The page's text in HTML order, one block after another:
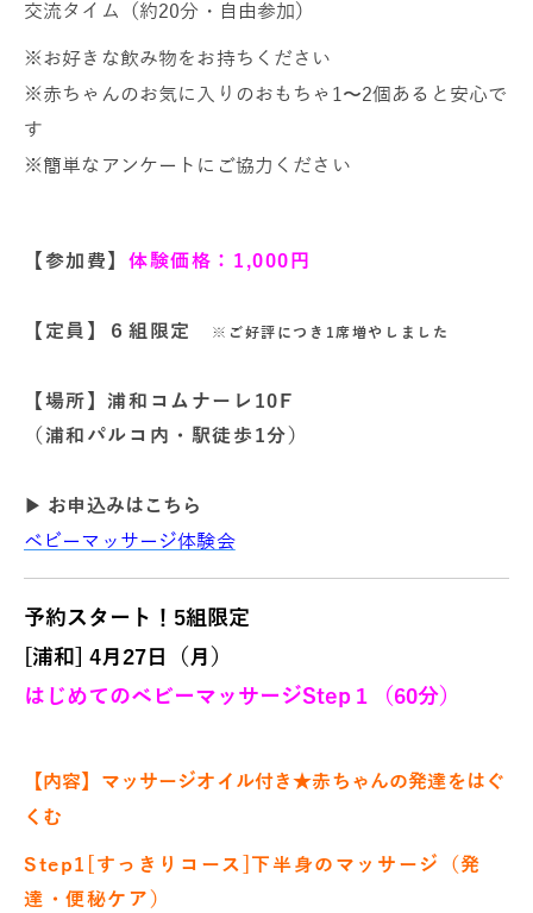
交流タイム（約20分・自由参加）
※お好きな飲み物をお持ちください
※赤ちゃんのお気に入りのおもちゃ1〜2個あると安心で
す
※簡単なアンケートにご協力ください
【参加費】 体験価格：1,000円
【定員】６組限定 ※ご好評につき1席増やしました
【場所】浦和コムナーレ10F
（浦和パルコ内・駅徒歩1分）
▶ お申込みはこちら
ベビーマッサージ体験会
予約スタート！5組限定
[浦和] 4月27日（月）
はじめてのベビーマッサージStep１（60分）
【内容】マッサージオイル付き★赤ちゃんの発達をはぐ
くむ
Step1[すっきりコース]下半身のマッサージ（発
達・便秘ケア）